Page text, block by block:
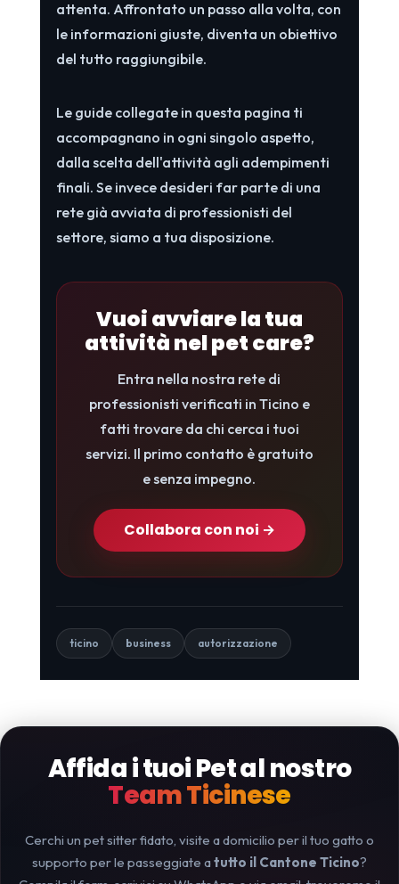
attenta. Affrontato un passo alla volta, con
le informazioni giuste, diventa un obiettivo
del tutto raggiungibile.
Le guide collegate in questa pagina ti
accompagnano in ogni singolo aspetto,
dalla scelta dell'attività agli adempimenti
finali. Se invece desideri far parte di una
rete già avviata di professionisti del
settore, siamo a tua disposizione.
Vuoi avviare la tua
attività nel pet care?
Entra nella nostra rete di
professionisti verificati in Ticino e
fatti trovare da chi cerca i tuoi
servizi. Il primo contatto è gratuito
e senza impegno.
Collabora con noi →
ticino business autorizzazione
Affida i tuoi Pet al nostro
Team Ticinese
Cerchi un pet sitter fidato, visite a domicilio per il tuo gatto o
supporto per le passeggiate atutto il Cantone Ticino?